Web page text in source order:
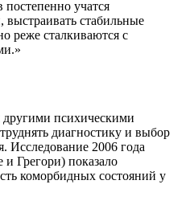
учатся
выстраивать стабильные
реже сталкиваются с
другими психическими
диагностику и выбор
Исследование 2006 года
Грегори) показало
коморбидных состояний у